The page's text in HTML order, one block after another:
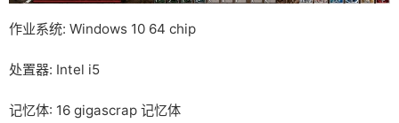
作业系统: Windows 10 64 chip
处置器: Intel i5
记忆体: 16 gigascrap 记忆体